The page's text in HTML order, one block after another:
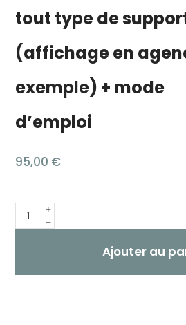
tout type de
(affichage en
exemple) + mode
d’emploi
95,00 €
Quantité
Ajouter au